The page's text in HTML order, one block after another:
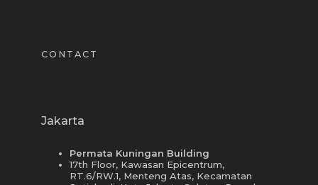
CONTACT
Jakarta
Permata Kuningan Building
17th Floor, Kawasan Epicentrum,
RT.6/RW.1, Menteng Atas, Kecamatan